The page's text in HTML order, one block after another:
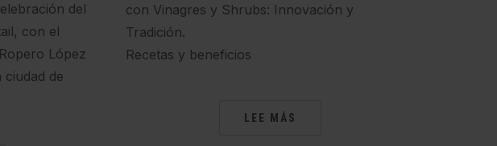
del
con el
López
de
con Vinagres y Shrubs: Innovación y
Tradición.
Recetas y beneficios
LEE MÁS